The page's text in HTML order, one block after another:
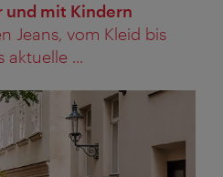
und mit Kindern
Jeans, vom Kleid bis
aktuelle ...